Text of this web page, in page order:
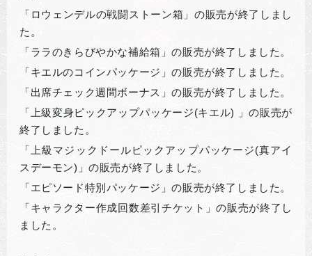
「ロウェンデルの戦闘ストーン箱」の販売が終了しまし
た。
「ララのきらびやかな補給箱」の販売が終了しました。
「キエルのコインパッケージ」の販売が終了しました。
「出席チェック週間ボーナス」の販売が終了しました。
「上級変身ピックアップパッケージ(キエル) 」の販売が
終了しました。
「上級マジックドールピックアップパッケージ(真アイ
スデーモン)」の販売が終了しました。
「エピソード特別パッケージ」の販売が終了しました。
「キャラクター作成回数差引チケット」の販売が終了し
ました。